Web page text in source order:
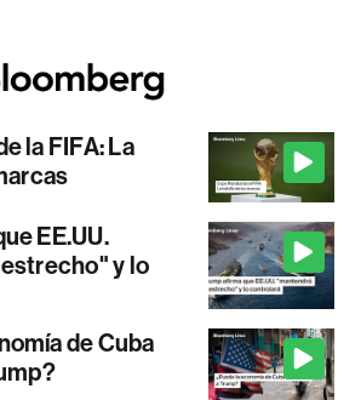
la FIFA: La
EE.UU.
y lo
de Cuba